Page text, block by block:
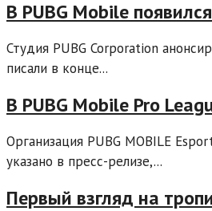
В PUBG Mobile
Студия PUBG Corporation
писали в конце...
В PUBG Mobile Pro
Организация PUBG MOBILE
указано в пресс-релизе,...
Первый взгляд на